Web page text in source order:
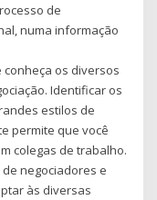
de
numa informação
conheça os diversos
Identificar os
estilos de
permite que você
colegas de trabalho.
de negociadores e
às diversas